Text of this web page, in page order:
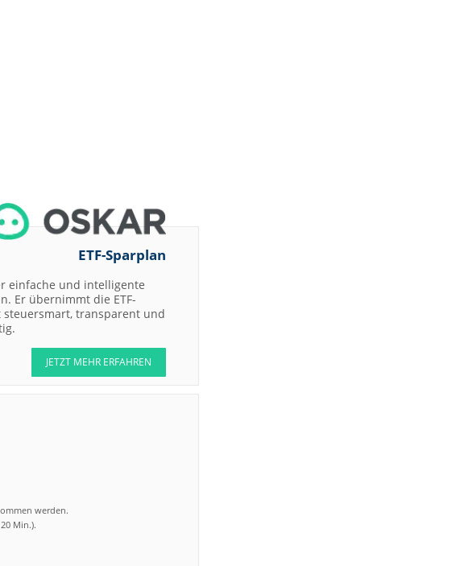
ETF-Sparplan
einfache und intelligente
Er übernimmt die ETF-
steuersmart, transparent und
JETZT MEHR ERFAHREN
werden.
Min.).